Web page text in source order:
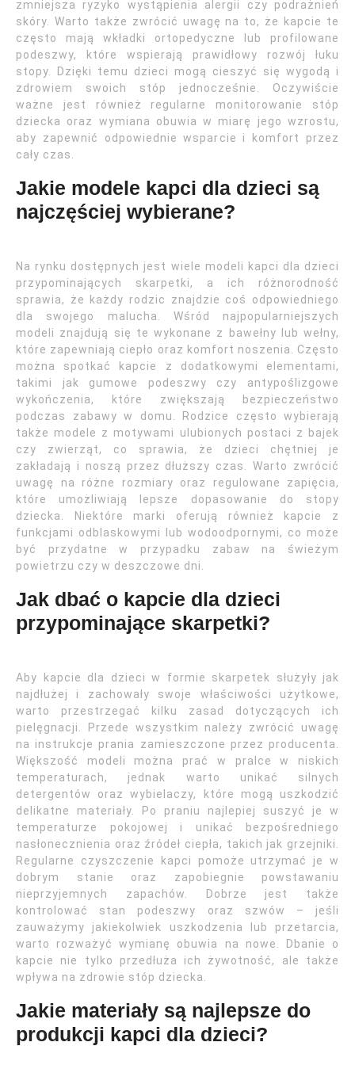
zmniejsza ryzyko wystąpienia alergii czy podrażnień
skóry. Warto także zwrócić uwagę na to, że kapcie te
często mają wkładki ortopedyczne lub profilowane
podeszwy, które wspierają prawidłowy rozwój łuku
stopy. Dzięki temu dzieci mogą cieszyć się wygodą i
zdrowiem swoich stóp jednocześnie. Oczywiście
ważne jest również regularne monitorowanie stóp
dziecka oraz wymiana obuwia w miarę jego wzrostu,
aby zapewnić odpowiednie wsparcie i komfort przez
cały czas.
Jakie modele kapci dla dzieci są
najczęściej wybierane?
Na rynku dostępnych jest wiele modeli kapci dla dzieci
przypominających skarpetki, a ich różnorodność
sprawia, że każdy rodzic znajdzie coś odpowiedniego
dla swojego malucha. Wśród najpopularniejszych
modeli znajdują się te wykonane z bawełny lub wełny,
które zapewniają ciepło oraz komfort noszenia. Często
można spotkać kapcie z dodatkowymi elementami,
takimi jak gumowe podeszwy czy antypoślizgowe
wykończenia, które zwiększają bezpieczeństwo
podczas zabawy w domu. Rodzice często wybierają
także modele z motywami ulubionych postaci z bajek
czy zwierząt, co sprawia, że dzieci chętniej je
zakładają i noszą przez dłuższy czas. Warto zwrócić
uwagę na różne rozmiary oraz regulowane zapięcia,
które umożliwiają lepsze dopasowanie do stopy
dziecka. Niektóre marki oferują również kapcie z
funkcjami odblaskowymi lub wodoodpornymi, co może
być przydatne w przypadku zabaw na świeżym
powietrzu czy w deszczowe dni.
Jak dbać o kapcie dla dzieci
przypominające skarpetki?
Aby kapcie dla dzieci w formie skarpetek służyły jak
najdłużej i zachowały swoje właściwości użytkowe,
warto przestrzegać kilku zasad dotyczących ich
pielęgnacji. Przede wszystkim należy zwrócić uwagę
na instrukcje prania zamieszczone przez producenta.
Większość modeli można prać w pralce w niskich
temperaturach, jednak warto unikać silnych
detergentów oraz wybielaczy, które mogą uszkodzić
delikatne materiały. Po praniu najlepiej suszyć je w
temperaturze pokojowej i unikać bezpośredniego
nasłonecznienia oraz źródeł ciepła, takich jak grzejniki.
Regularne czyszczenie kapci pomoże utrzymać je w
dobrym stanie oraz zapobiegnie powstawaniu
nieprzyjemnych zapachów. Dobrze jest także
kontrolować stan podeszwy oraz szwów – jeśli
zauważymy jakiekolwiek uszkodzenia lub przetarcia,
warto rozważyć wymianę obuwia na nowe. Dbanie o
kapcie nie tylko przedłuża ich żywotność, ale także
wpływa na zdrowie stóp dziecka.
Jakie materiały są najlepsze do
produkcji kapci dla dzieci?